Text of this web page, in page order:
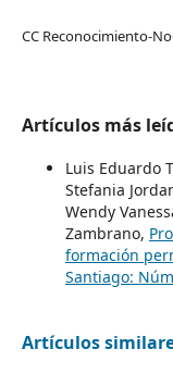
CC Reconocimiento-
Artículos más
Luis Eduardo
Stefania
Wendy
Zambrano,
formación
Santiago:
Artículos